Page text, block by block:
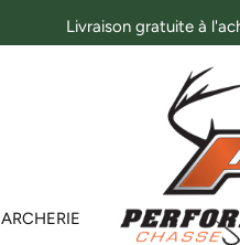
Livraison gratuite à
ARCHERIE